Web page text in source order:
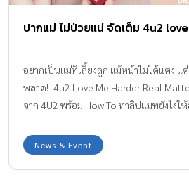
ปากแม่ ไม่ป่วยแน่ จัดเต็ม 4u2
อยากเป็นแม่ที่เลี้ยงลูก แม้หน้าไม่ได้แต่ง แ
พลาด! 4u2 Love Me Harder Real
จาก 4U2 พร้อม How To ทาลิปแมทยังไงใ
News & Event